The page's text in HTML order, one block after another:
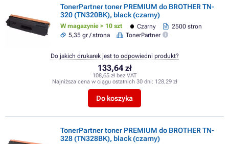
TonerPartner toner PREMIUM do BROTHER TN-
320 (TN320BK), black (czarny)
W magazynie > 10 szt Czarny
2500 stron
5,35 gr / strona
TonerPartner
133,64 zł
108,65 zł bez VAT
Najniższa cena w ciągu ostatnich 30 dni: 128,29 zł
Do koszyka
Do jakich drukarek jest to odpowiedni produkt?
TonerPartner toner PREMIUM do BROTHER TN-
328 (TN328BK), black (czarny)